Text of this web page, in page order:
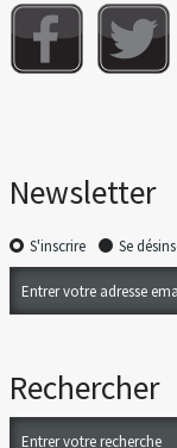
Newsletter
S'inscrire Se
Rechercher